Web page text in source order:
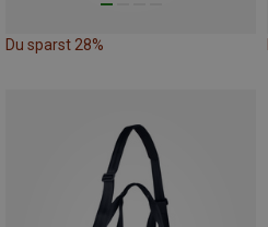
Du sparst 28%